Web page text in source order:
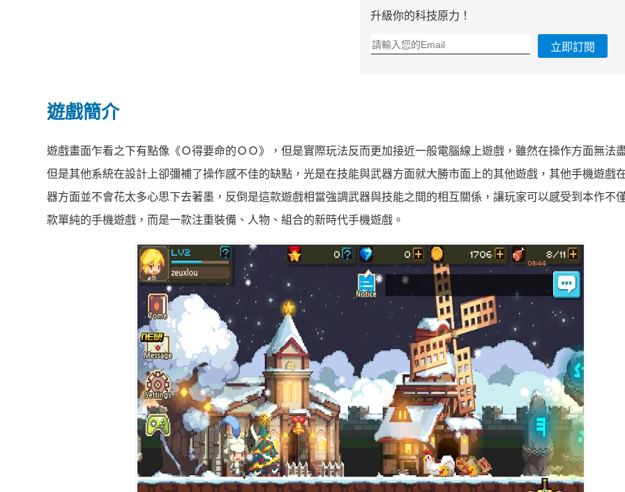
升級你的科技原力！
立即訂閱
遊戲簡介
遊戲畫面乍看之下有點像《Ｏ得要命的ＯＯ》，但是實際玩法反而更加接近一般電腦線上遊戲，雖然在操作方面無法
但是其他系統在設計上卻彌補了操作感不佳的缺點，光是在技能與武器方面就大勝市面上的其他遊戲，其他手機遊戲
器方面並不會花太多心思下去著墨，反倒是這款遊戲相當強調武器與技能之間的相互關係，讓玩家可以感受到本作不
款單純的手機遊戲，而是一款注重裝備、人物、組合的新時代手機遊戲。